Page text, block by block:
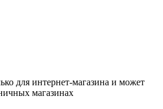
для интернет-магазина и может
магазинах